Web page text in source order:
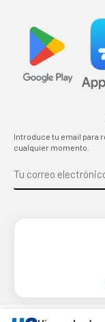
Introduce tu email para
cualquier momento.